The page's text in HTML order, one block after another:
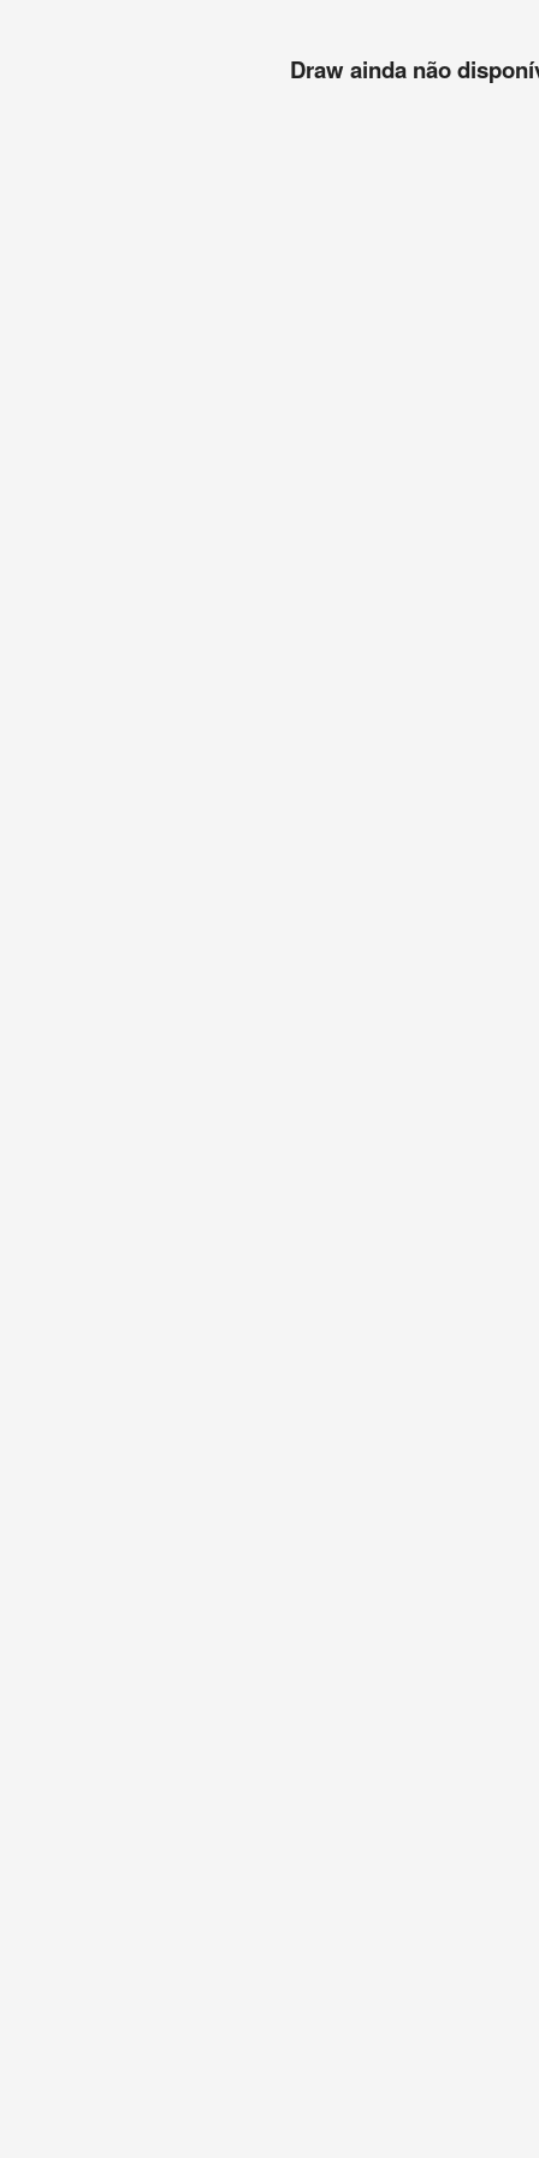
Draw ainda não